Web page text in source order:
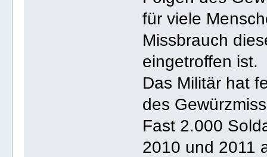
für viele
Missbrauch
eingetroffen ist.
Das Militär hat
des
Fast 2.000
2010 und 2011